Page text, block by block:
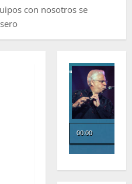
con nosotros se